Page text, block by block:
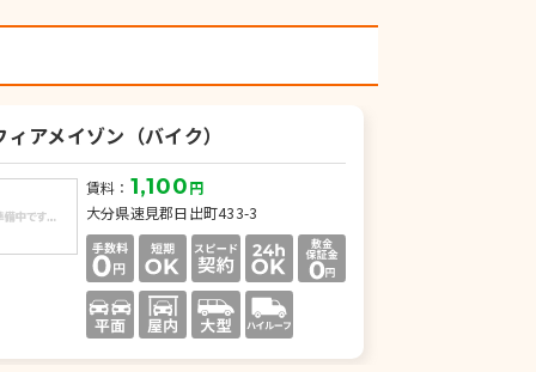
ィアメイゾン（バイク）
賃料： 1,100円
大分県速見郡日出町433-3